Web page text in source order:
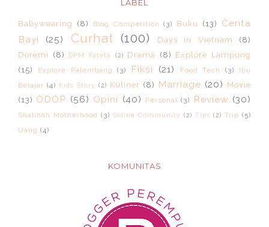
LABEL
Babywearing (8) Blog Competition (3) Buku (13)
Cerita
Bayi
(25) Curhat (100) Days in Vietnam
(8)
Doremi
(8) DPM Fateta (2) Drama (8) Explore Lampung
(15)
Explore Palembang (3) Fiksi (21) Food Tech (3)
Ibu
Belajar (4) Kids Story (2) Kuliner (8) Marriage (20) Movie
(13) ODOP (56) Opini (40) Personal (3) Review (30)
Shalihah Motherhood (3) Sidina Community (2) Tips (2) Trip (5)
Uang (4)
KOMUNITAS